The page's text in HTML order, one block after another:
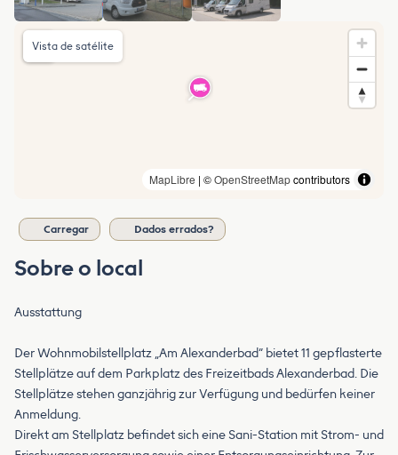
MapLibre | ©OpenStreetMapcontributors
Vista de satélite
Carregar Dados errados?
Sobre o local
Ausstattung
Der Wohnmobilstellplatz „Am Alexanderbad“ bietet 11 gepflasterte
Stellplätze auf dem Parkplatz des Freizeitbads Alexanderbad. Die
Stellplätze stehen ganzjährig zur Verfügung und bedürfen keiner
Anmeldung.
Direkt am Stellplatz befindet sich eine Sani-Station mit Strom- und